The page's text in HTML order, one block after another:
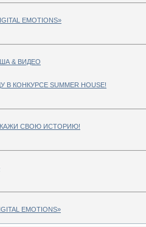
EMOTIONS»
& ВИДЕО
КОНКУРСЕ SUMMER HOUSE!
СВОЮ ИСТОРИЮ!
EMOTIONS»